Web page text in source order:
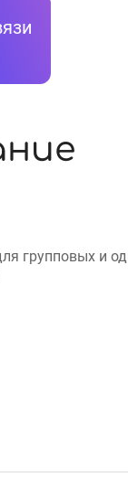
групповых и